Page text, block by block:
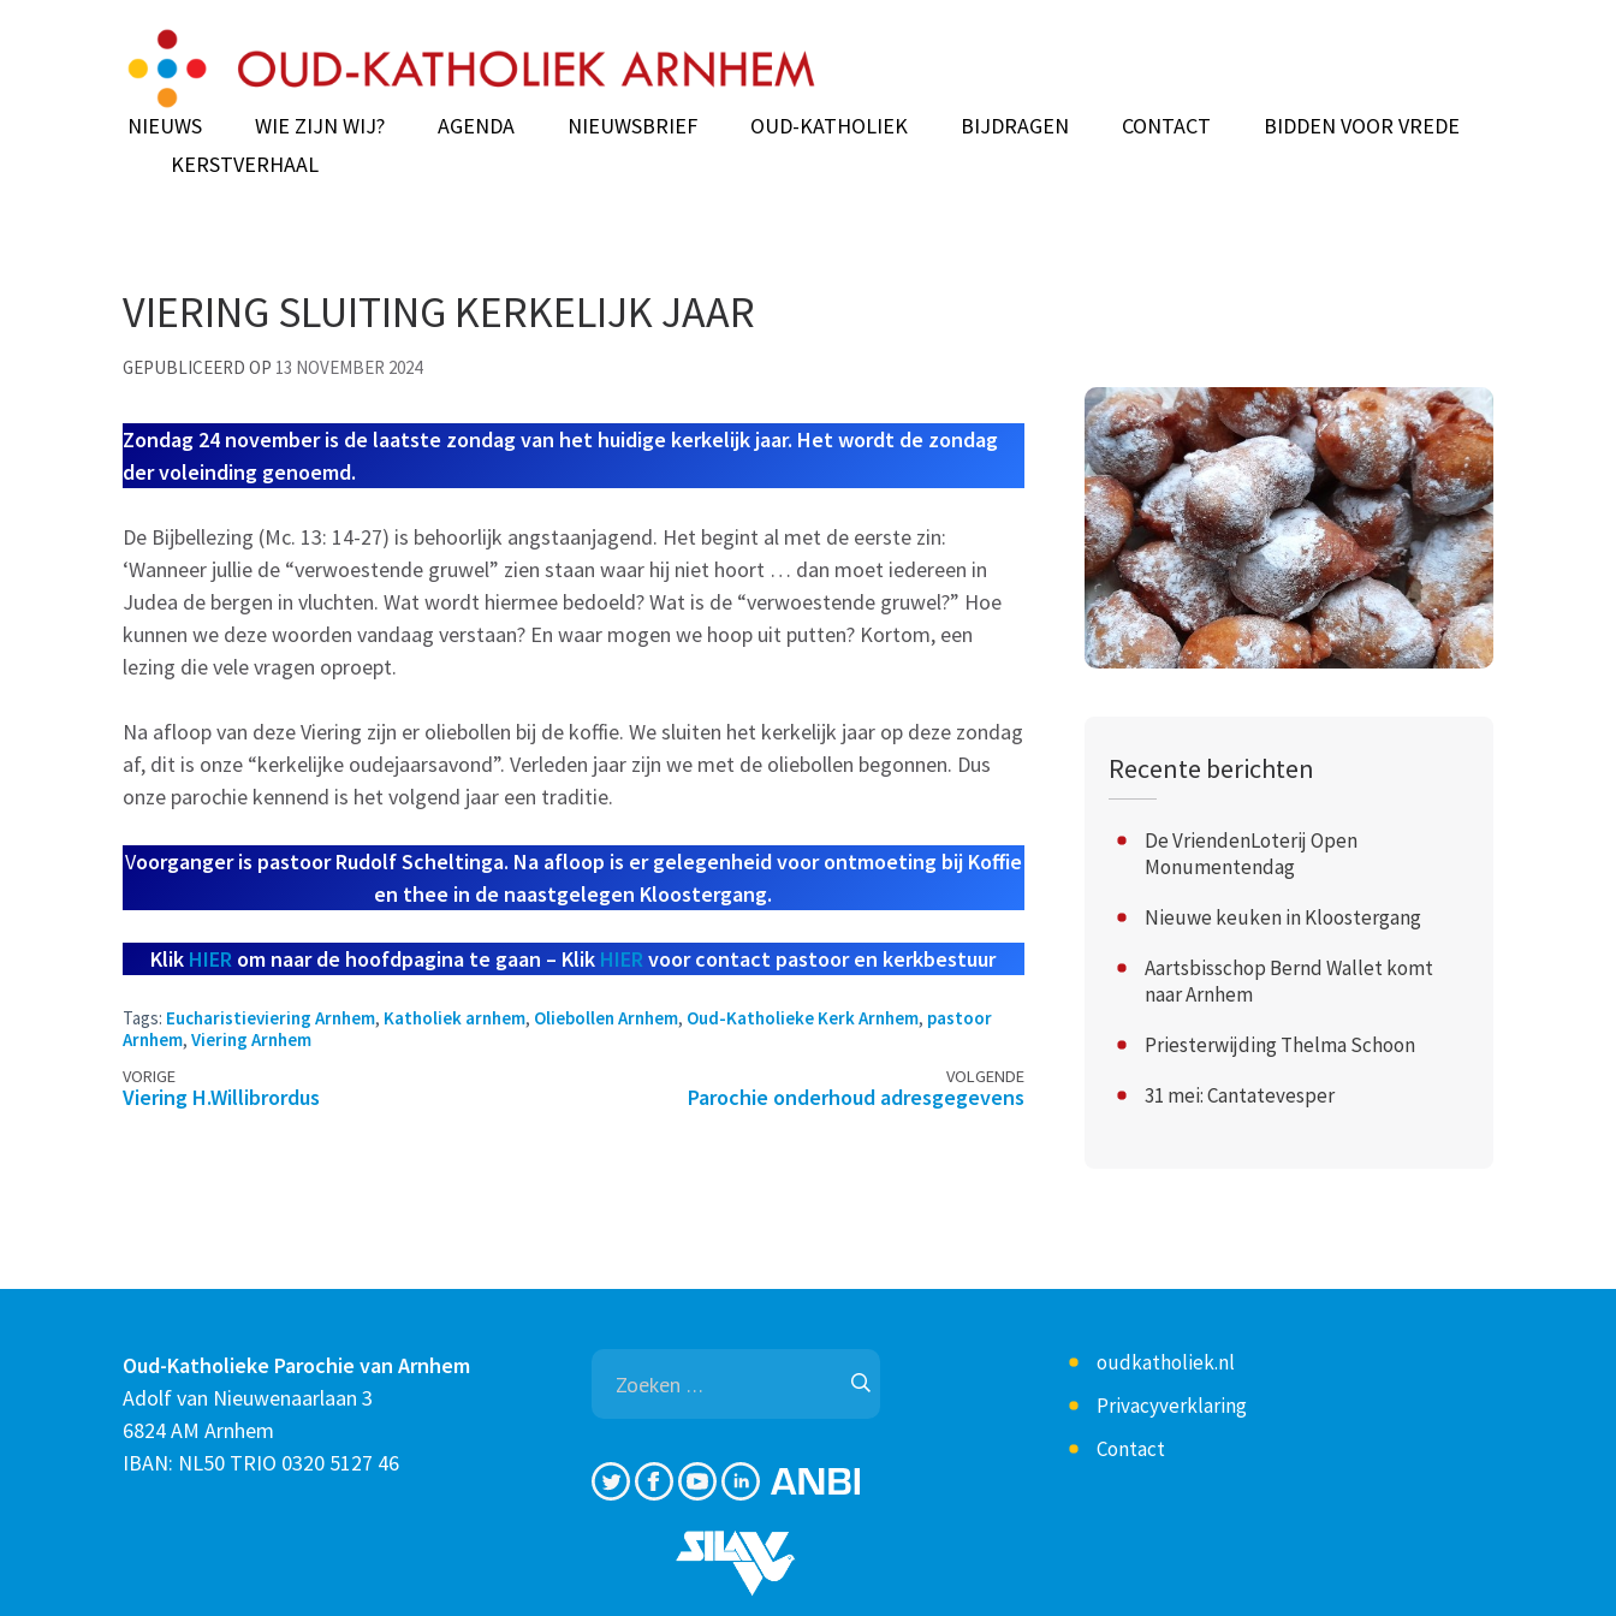
NIEUWS WIE ZIJN WIJ? AGENDA NIEUWSBRIEF OUD-KATHOLIEK BIJDRAGEN CONTACT
BIDDEN VOOR VREDE
KERSTVERHAAL
VIERING SLUITING KERKELIJK JAAR
GEPUBLICEERD OP 13 NOVEMBER 2024
Zondag 24 november is de laatste zondag van het huidige kerkelijk jaar. Het wordt de zondag
der voleinding genoemd.
De Bijbellezing (Mc. 13: 14-27) is behoorlijk angstaanjagend. Het begint al met de eerste zin:
‘Wanneer jullie de “verwoestende gruwel” zien staan waar hij niet hoort … dan moet iedereen in
Judea de bergen in vluchten. Wat wordt hiermee bedoeld? Wat is de “verwoestende gruwel?” Hoe
kunnen we deze woorden vandaag verstaan? En waar mogen we hoop uit putten? Kortom, een
lezing die vele vragen oproept.
Na afloop van deze Viering zijn er oliebollen bij de koffie. We sluiten het kerkelijk jaar op deze zondag
af, dit is onze “kerkelijke oudejaarsavond”. Verleden jaar zijn we met de oliebollen begonnen. Dus
onze parochie kennend is het volgend jaar een traditie.
Voorganger is pastoor Rudolf Scheltinga. Na afloop is er gelegenheid voor ontmoeting bij Koffie
en thee in de naastgelegen Kloostergang.
Klik HIER om naar de hoofdpagina te gaan – Klik HIER voor contact pastoor en kerkbestuur
Tags: Eucharistieviering Arnhem, Katholiek arnhem, Oliebollen Arnhem, Oud-Katholieke Kerk Arnhem, pastoor
Arnhem, Viering Arnhem
Berichtennavigatie
VORIGE
Viering H.Willibrordus
VOLGENDE
Parochie onderhoud adresgegevens
Recente berichten
De VriendenLoterij Open
Monumentendag
Nieuwe keuken in Kloostergang
Aartsbisschop Bernd Wallet komt
naar Arnhem
Priesterwijding Thelma Schoon
31 mei: Cantatevesper
Oud-Katholieke Parochie van Arnhem
Adolf van Nieuwenaarlaan 3
6824 AM Arnhem
IBAN: NL50 TRIO 0320 5127 46
Zoeken
naar:
oudkatholiek.nl
Privacyverklaring
Contact